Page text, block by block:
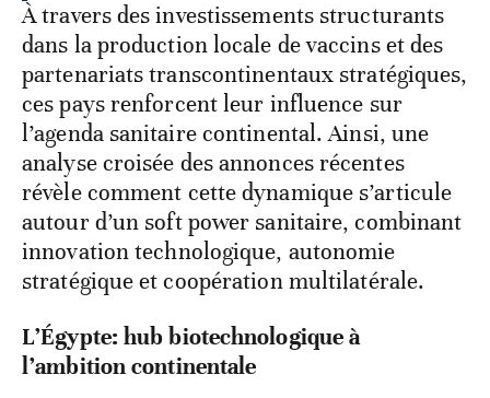
À travers des investissements structurants
dans la production locale de vaccins et des
partenariats transcontinentaux stratégiques,
ces pays renforcent leur influence sur
l’agenda sanitaire continental. Ainsi, une
analyse croisée des annonces récentes
révèle comment cette dynamique s’articule
autour d’un soft power sanitaire, combinant
innovation technologique, autonomie
stratégique et coopération multilatérale.
L’Égypte: hub biotechnologique à
l’ambition continentale